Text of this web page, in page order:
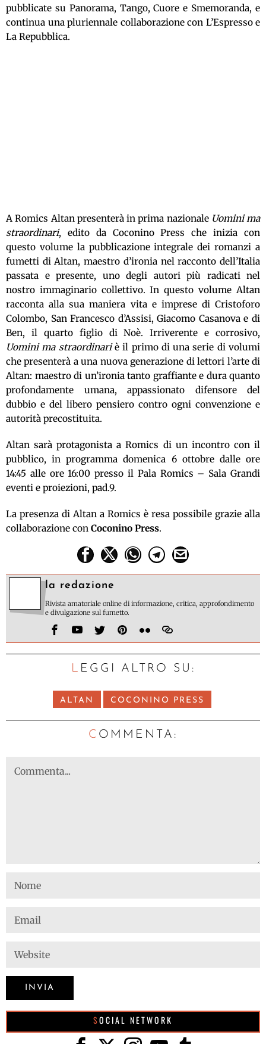
pubblicate su Panorama, Tango, Cuore e Smemoranda, e
continua una pluriennale collaborazione con L’Espresso e
La Repubblica.
A Romics Altan presenterà in prima nazionale Uomini ma
straordinari, edito da Coconino Press che inizia con
questo volume la pubblicazione integrale dei romanzi a
fumetti di Altan, maestro d’ironia nel racconto dell’Italia
passata e presente, uno degli autori più radicati nel
nostro immaginario collettivo. In questo volume Altan
racconta alla sua maniera vita e imprese di Cristoforo
Colombo, San Francesco d’Assisi, Giacomo Casanova e di
Ben, il quarto figlio di Noè. Irriverente e corrosivo,
Uomini ma straordinariè il primo di una serie di volumi
che presenterà a una nuova generazione di lettori l’arte di
Altan: maestro di un’ironia tanto graffiante e dura quanto
profondamente umana, appassionato difensore del
dubbio e del libero pensiero contro ogni convenzione e
autorità precostituita.
Altan sarà protagonista a Romics di un incontro con il
pubblico, in programma domenica 6 ottobre dalle ore
14:45 alle ore 16:00 presso il Pala Romics – Sala Grandi
eventi e proiezioni, pad.9.
La presenza di Altan a Romics è resa possibile grazie alla
collaborazione con Coconino Press.
la redazione
Rivista amatoriale online di informazione, critica, approfondimento
e divulgazione sul fumetto.
LEGGI ALTRO SU:
ALTAN COCONINO PRESS
C OMMENTA:
SOCIAL NETWORK